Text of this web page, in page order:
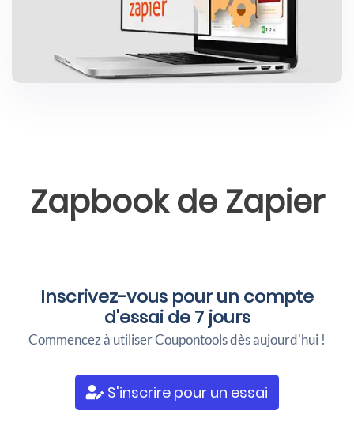
Zapbookde Zapier
Inscrivez-vous pour un compte
d'essai de 7 jours
Commencez à utiliser Coupontools dès aujourd'hui !
S'inscrire pour un essai